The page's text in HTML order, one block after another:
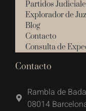
Partidos
Explorador de
Blog
Contacto
Consulta de
Contacto
Rambla de
08014